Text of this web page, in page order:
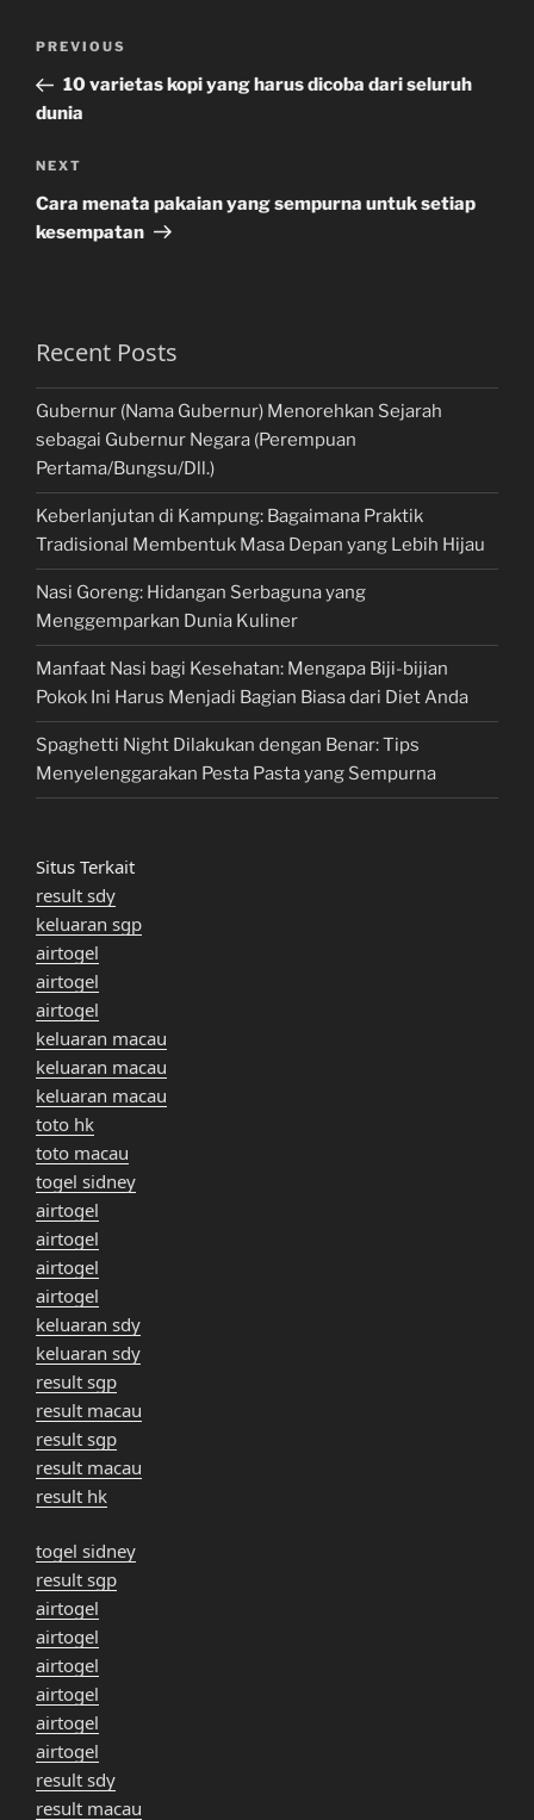
Previous
Post
PREVIOUS
10 varietas kopi yang harus dicoba dari seluruh
dunia
Next
Post
NEXT
Cara menata pakaian yang sempurna untuk setiap
kesempatan
Recent Posts
Gubernur (Nama Gubernur) Menorehkan Sejarah
sebagai Gubernur Negara (Perempuan
Pertama/Bungsu/Dll.)
Keberlanjutan di Kampung: Bagaimana Praktik
Tradisional Membentuk Masa Depan yang Lebih Hijau
Nasi Goreng: Hidangan Serbaguna yang
Menggemparkan Dunia Kuliner
Manfaat Nasi bagi Kesehatan: Mengapa Biji-bijian
Pokok Ini Harus Menjadi Bagian Biasa dari Diet Anda
Spaghetti Night Dilakukan dengan Benar: Tips
Menyelenggarakan Pesta Pasta yang Sempurna
Situs Terkait
result sdy
keluaran sgp
airtogel
airtogel
airtogel
keluaran macau
keluaran macau
keluaran macau
toto hk
toto macau
togel sidney
airtogel
airtogel
airtogel
airtogel
keluaran sdy
keluaran sdy
result sgp
result macau
result sgp
result macau
result hk
togel sidney
result sgp
airtogel
airtogel
airtogel
airtogel
airtogel
airtogel
result sdy
result macau